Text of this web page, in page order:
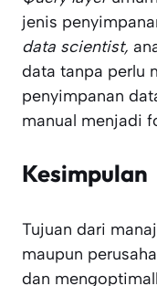
jenis
data scientist,
data tanpa perlu
penyimpanan
manual menjadi
Kesimpulan
Tujuan dari
maupun
dan